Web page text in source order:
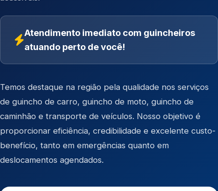
Atendimento imediato com guincheiros
atuando perto de você!
Temos destaque na região pela qualidade nos serviços
de guincho de carro, guincho de moto, guincho de
caminhão e transporte de veículos. Nosso objetivo é
proporcionar eficiência, credibilidade e excelente custo-
benefício, tanto em emergências quanto em
deslocamentos agendados.